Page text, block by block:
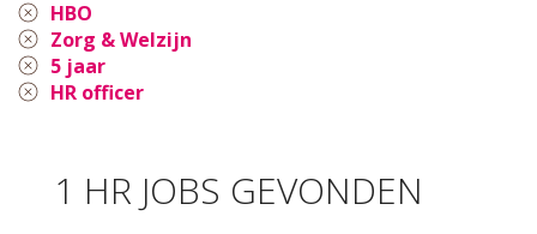
HBO
Zorg & Welzijn
5 jaar
HR officer
1 HR JOBS GEVONDEN